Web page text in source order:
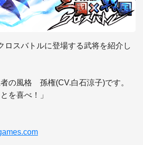
ロスバトルに登場する武将を紹介し
の風格　孫権(CV.白石涼子)です。
を喜べ！」